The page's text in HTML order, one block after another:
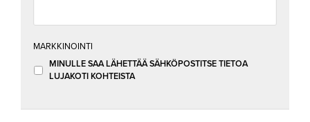
MARKKINOINTI
MINULLE SAA LÄHETTÄÄ SÄHKÖPOSTITSE TIETOA
LUJAKOTI KOHTEISTA